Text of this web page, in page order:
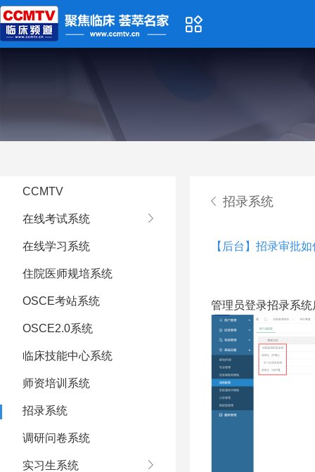
CCMTV
在线考试系统
在线学习系统
住院医师规培系统
OSCE考站系统
OSCE2.0系统
临床技能中心系统
师资培训系统
招录系统
调研问卷系统
实习生系统
招录系统
【后台】招录审批
管理员登录招录系